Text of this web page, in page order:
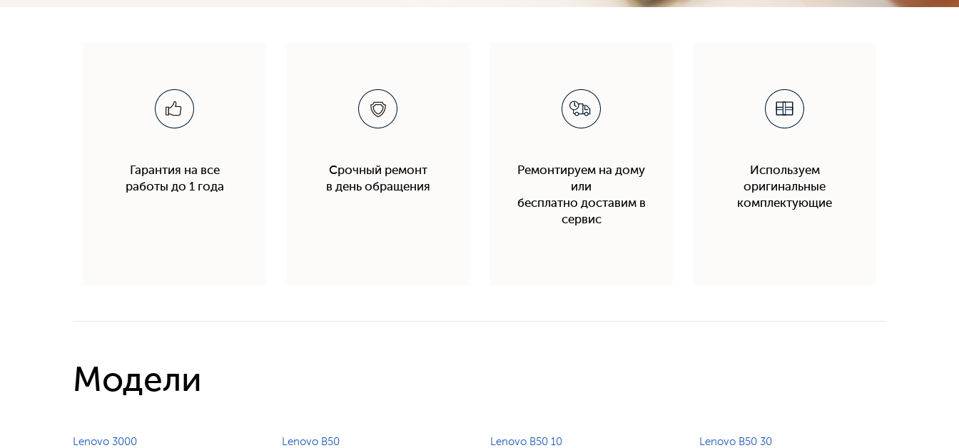
Гарантия на все
работы до 1 года
Срочный ремонт
в день обращения
Ремонтируем на дому
или
бесплатно доставим в
сервис
Используем
оригинальные
комплектующие
Модели
Lenovo 3000 Lenovo B50 Lenovo B50 10
Lenovo B50 30